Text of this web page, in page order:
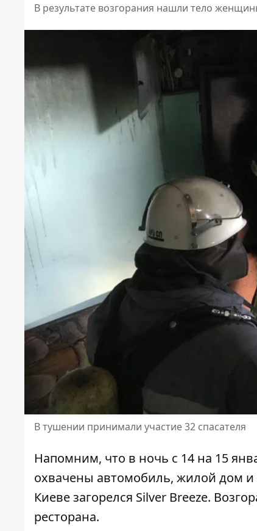
В результате возгорания нашли тело
В тушении принимали участие 32 спасателя
Напомним, что в ночь с 14 на 15
охвачены автомобиль, жилой дом и
Киевезагорелся Silver Breeze.
ресторана.